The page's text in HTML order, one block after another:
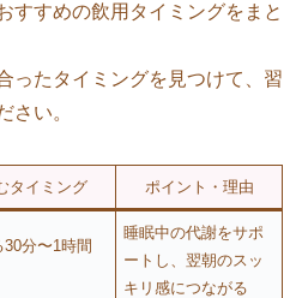
すすめの飲用タイミングをまと
ったタイミングを見つけて、習
さい。
タイミング ポイント・理由
30分〜1時間
睡眠中の代謝をサポ
ートし、翌朝のスッ
キリ感につながる